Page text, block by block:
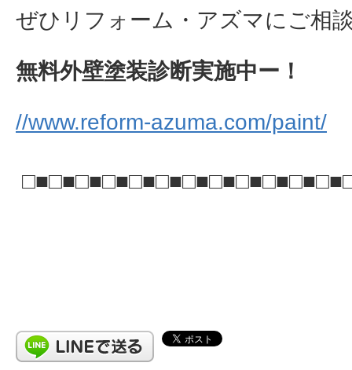
ぜひリフォーム・アズマにご相
無料外壁塗装診断実施中ー！
//www.reform-azuma.com/paint/